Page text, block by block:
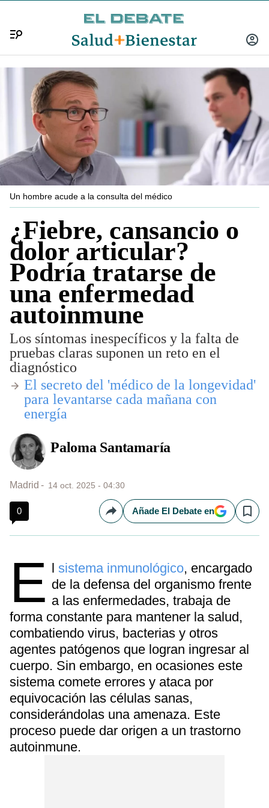
INICIAR
Un hombre acude a la consulta del médico
¿Fiebre, cansancio o
dolor articular?
Podría tratarse de
una enfermedad
autoinmune
Los síntomas inespecíficos y la falta de
pruebas claras suponen un reto en el
diagnóstico
​El secreto del 'médico de la longevidad'
para levantarse cada mañana con
energía
Paloma Santamaría
Madrid 14 oct. 2025 - 04:30
0 CompartirAñade El Debate en Save
E l sistema inmunológico, encargado
de la defensa del organismo frente
a las enfermedades, trabaja de
forma constante para mantener la salud,
combatiendo virus, bacterias y otros
agentes patógenos que logran ingresar al
cuerpo. Sin embargo, en ocasiones este
sistema comete errores y ataca por
equivocación las células sanas,
considerándolas una amenaza. Este
proceso puede dar origen a un trastorno
autoinmune.